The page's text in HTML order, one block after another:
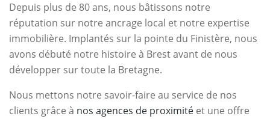
Depuis plus de 80 ans, nous bâtissons notre
réputation sur notre ancrage local et notre expertise
immobilière. Implantés sur la pointe du Finistère, nous
avons débuté notre histoire à Brest avant de nous
développer sur toute la Bretagne.
Nous mettons notre savoir-faire au service de nos
clients grâce à nos agences de proximité et une offre